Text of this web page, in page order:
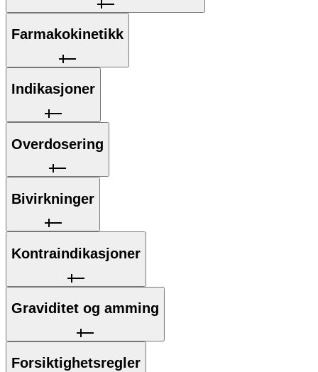
Farmakokinetikk
Indikasjoner
Overdosering
Bivirkninger
Kontraindikasjoner
Graviditet og amming
Forsiktighetsregler